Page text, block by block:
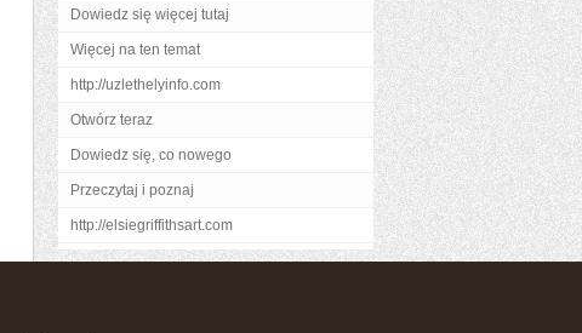
Dowiedz się więcej tutaj
Więcej na ten temat
http://uzlethelyinfo.com
Otwórz teraz
Dowiedz się, co nowego
Przeczytaj i poznaj
http://elsiegriffithsart.com